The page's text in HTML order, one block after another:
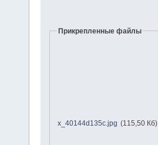
Прикрепленные файлы
x_40144d135c.jpg (115,50 Кб)